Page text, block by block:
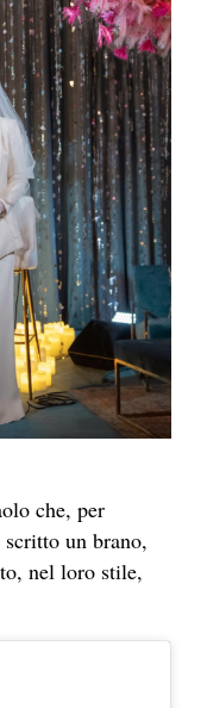
che, per
un brano,
nel loro stile,